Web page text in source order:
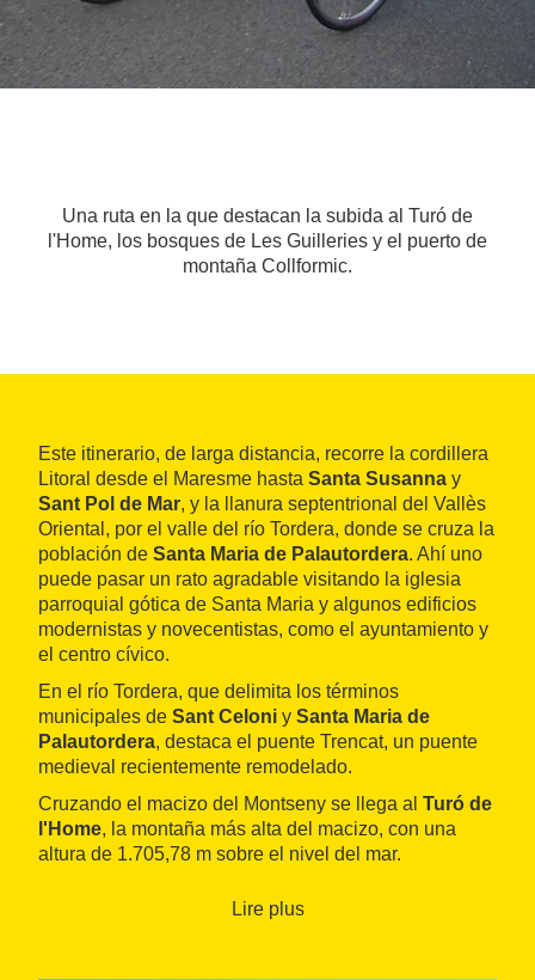
Una ruta en la que destacan la subida al Turó de
l'Home, los bosques de Les Guilleries y el puerto de
montaña Collformic.
Este itinerario, de larga distancia, recorre la cordillera
Litoral desde el Maresme hasta Santa Susanna y
Sant Pol de Mar, y la llanura septentrional del Vallès
Oriental, por el valle del río Tordera, donde se cruza la
población de Santa Maria de Palautordera. Ahí uno
puede pasar un rato agradable visitando la iglesia
parroquial gótica de Santa Maria y algunos edificios
modernistas y novecentistas, como el ayuntamiento y
el centro cívico.
En el río Tordera, que delimita los términos
municipales de Sant Celoni y Santa Maria de
Palautordera, destaca el puente Trencat, un puente
medieval recientemente remodelado.
Cruzando el macizo del Montseny se llega al Turó de
l'Home, la montaña más alta del macizo, con una
altura de 1.705,78 m sobre el nivel del mar.
puerto de montaña de la ruta, a 1.142 m de altura y
Lire plus